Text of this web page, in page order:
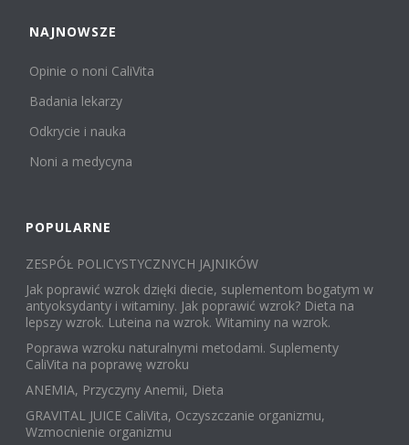
NAJNOWSZE
Opinie o noni CaliVita
Badania lekarzy
Odkrycie i nauka
Noni a medycyna
POPULARNE
ZESPÓŁ POLICYSTYCZNYCH JAJNIKÓW
Jak poprawić wzrok dzięki diecie, suplementom bogatym w
antyoksydanty i witaminy. Jak poprawić wzrok? Dieta na
lepszy wzrok. Luteina na wzrok. Witaminy na wzrok.
Poprawa wzroku naturalnymi metodami. Suplementy
CaliVita na poprawę wzroku
ANEMIA, Przyczyny Anemii, Dieta
GRAVITAL JUICE CaliVita, Oczyszczanie organizmu,
Wzmocnienie organizmu